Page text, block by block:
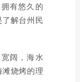
有悠久的
解台州民
阔，海水
烧烤的理